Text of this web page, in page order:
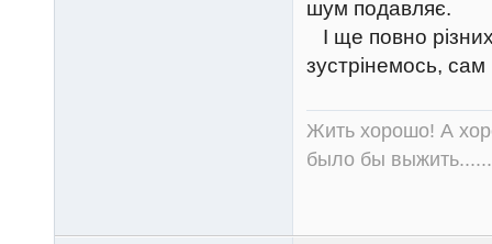
шум подавляє.
І ще повно
зустрінемось,
Жить хорошо! А
было бы